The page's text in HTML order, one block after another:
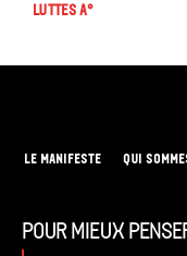
Luttes A°
LE MANIFESTE QUI
Pour mieux